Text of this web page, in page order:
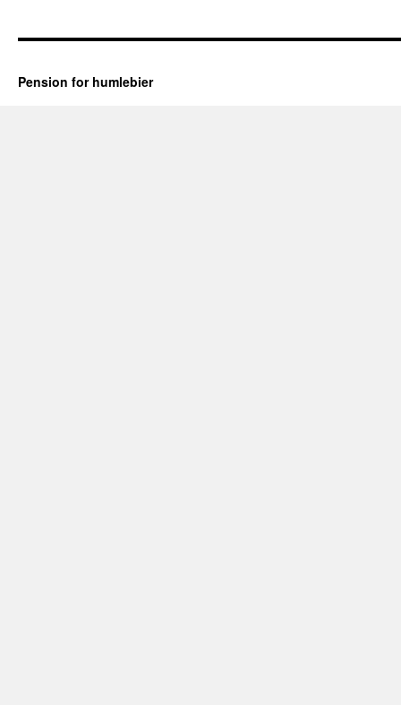
Pension for humlebier